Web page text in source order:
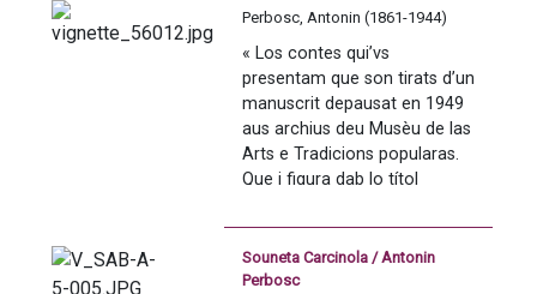
Perbosc, Antonin (1861-1944)
« Los contes qui’vs
presentam que son tirats d’un
manuscrit depausat en 1949
aus archius deu Musèu de las
Arts e Tradicions popularas.
Que i figura dab lo títol
lengadocians e gascons
recuelhuts per Antonin
Perbòsc, comparats dab las
Souneta Carcinola / Antonin
Perbosc